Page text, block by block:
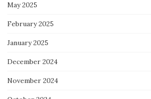
May 2025
February 2025
January 2025
December 2024
November 2024